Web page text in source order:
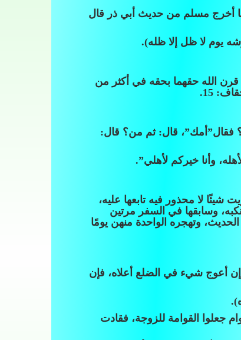
أخرج مسلم من حديث أبي ذر قال
يوم لا ظل إلا ظله).
قرن الله حقهما بحقه في أكثر من
فقال”أمك”، قال: ثم من؟ قال:
وأنا خيركم لأهلي”.
لا محذور فيه تابعها عليه،
وسابقها في السفر مرتين
وتهجره الواحدة منهن يومًا
أعوج شيء في الضلع أعلاه، فإن
جعلوا القوامة للزوجة، فقادت